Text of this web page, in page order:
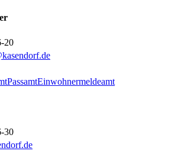
20
PassamtEinwohnermeldeamt
30